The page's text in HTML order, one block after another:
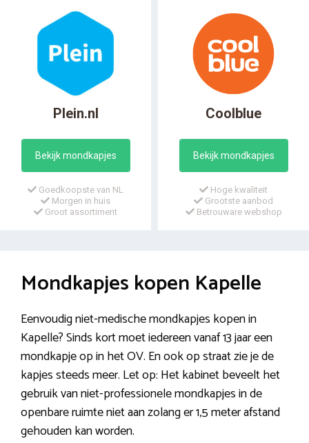
Plein.nl
Bekijk mondkapjes
Goedkoopste van NL
Morgen in huis
Groot assortiment
Coolblue
Bekijk mondkapjes
Hoge kwaliteit
Grootste aanbod
Betrouware webshop
Mondkapjes kopen Kapelle
Eenvoudig niet-medische mondkapjes kopen in
Kapelle? Sinds kort moet iedereen vanaf 13 jaar een
mondkapje op in het OV. En ook op straat zie je de
kapjes steeds meer. Let op: Het kabinet beveelt het
gebruik van niet-professionele mondkapjes in de
openbare ruimte niet aan zolang er 1,5 meter afstand
gehouden kan worden.